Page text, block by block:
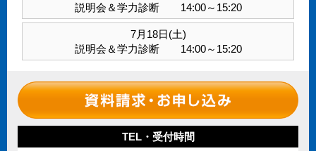
説明会＆学力診断 14:00～15:20
7月18日(土)
説明会＆学力診断 14:00～15:20
TEL・受付時間